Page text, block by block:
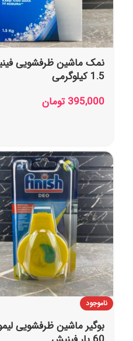
نمک ماشین ظرفشویی
1.5 کیلوگرمی
395,000 تومان
ناموجود
بوگیر ماشین ظرفشویی